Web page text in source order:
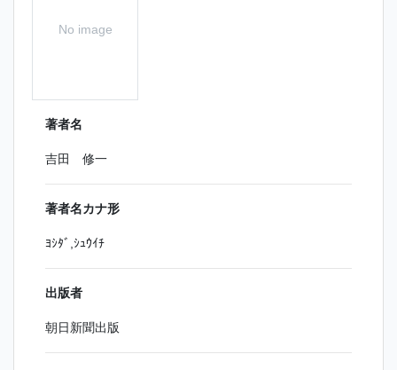
No image
著者名
吉田 修一
著者名カナ形
ﾖｼﾀﾞ,ｼｭｳｲﾁ
出版者
朝日新聞出版